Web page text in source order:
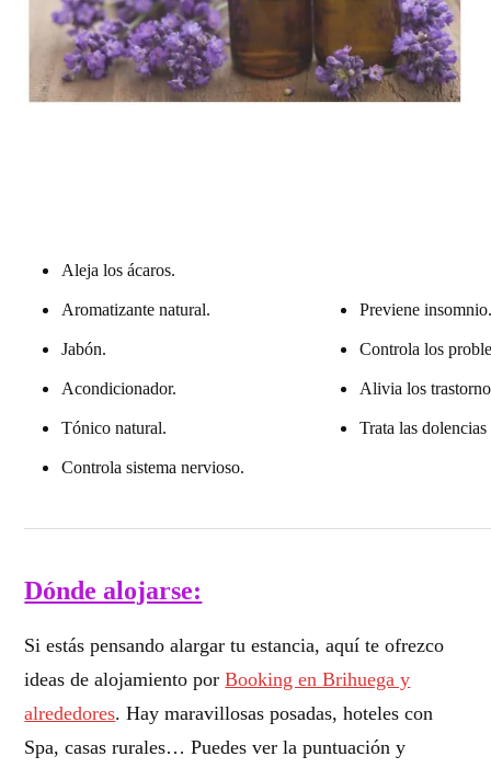
Aleja los ácaros.
Aromatizante natural.
Jabón.
Acondicionador.
Tónico natural.
Controla sistema nervioso.
Previene
Controla los
Alivia los
Trata las
Dónde alojarse:
Si estás pensando alargar tu estancia, aquí te ofrezco
ideas de alojamiento porBooking en Brihuega y
alrededores. Hay maravillosas posadas, hoteles con
Spa, casas rurales… Puedes ver la puntuación y